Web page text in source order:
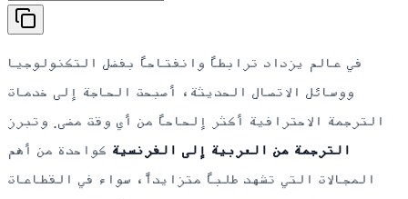
في عالم يزداد ترابطاً وانفتاحاً بفضل التكنولوجيا
ووسائل الاتصال الحديثة، أصبحت الحاجة إلى خدمات
الترجمة الاحترافية أكثر إلحاحاً من أي وقت مضى. وتبرز
الترجمة من العربية إلى الفرنسية كواحدة من أهم
المجالات التي تشهد طلباً متزايداً، سواء في القطاعات